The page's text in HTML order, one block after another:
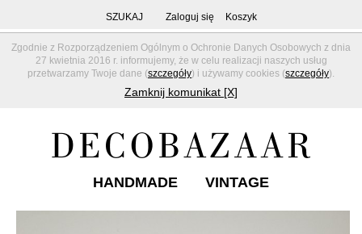
Zgodnie z Rozporządzeniem Ogólnym o Ochronie Danych Osobowych z dnia
27 kwietnia 2016 r. informujemy, że w celu realizacji naszych usług
przetwarzamy Twoje dane (szczegóły) i używamy cookies (szczegóły).
Zamknij komunikat [X]
SZUKAJ Zaloguj się Koszyk
HANDMADE VINTAGE